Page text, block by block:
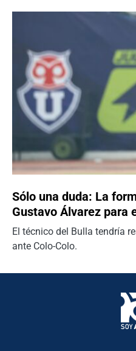
Sólo una duda: La
Gustavo Álvarez para
El técnico del Bulla tendría
ante Colo-Colo.